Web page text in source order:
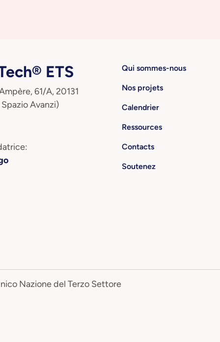
ETS
61/A, 20131
Avanzi)
Qui sommes-nous
Nos projets
Calendrier
Ressources
Contacts
Soutenez
Nazione del Terzo Settore